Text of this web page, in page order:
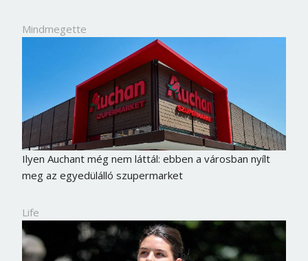
Mindmegette
Ilyen Auchant még nem láttál: ebben a városban nyílt
meg az egyedülálló szupermarket
Life